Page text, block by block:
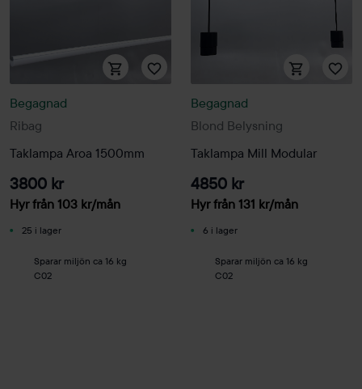
Ribag
Begagnad
Taklampa Aroa 1500mm
3800 kr
Hyr från 103 kr/mån
25 i lager
Sparar miljön ca 16 kg
C02
Blond Belysning
Begagnad
Taklampa Mill Modular
4850 kr
Hyr från 131 kr/mån
6 i lager
Sparar miljön ca 16 kg
C02